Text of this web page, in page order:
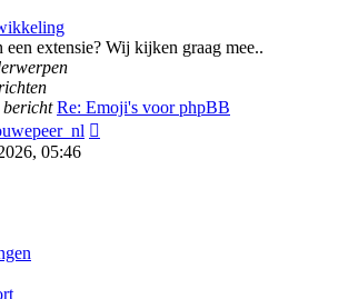
een extensie? Wij kijken graag mee..
bericht Re: Emoji's voor phpBB
05:46